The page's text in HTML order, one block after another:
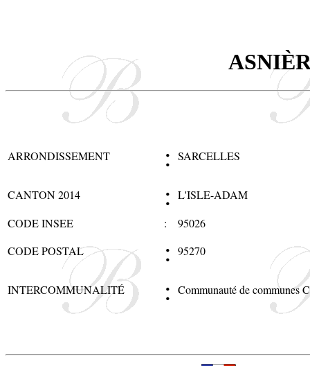
ARRONDISSEMENT : SARCELLES
CANTON 2014 : L'ISLE-ADAM
CODE INSEE
:
95026
CODE POSTAL
: 95270
INTERCOMMUNALITÉ : Communauté de communes